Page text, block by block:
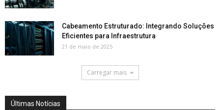
Cabeamento Estruturado: Integrando Soluções
Eficientes para Infraestrutura
21 de maio de 2025
Carregar mais
Últimas Notícias